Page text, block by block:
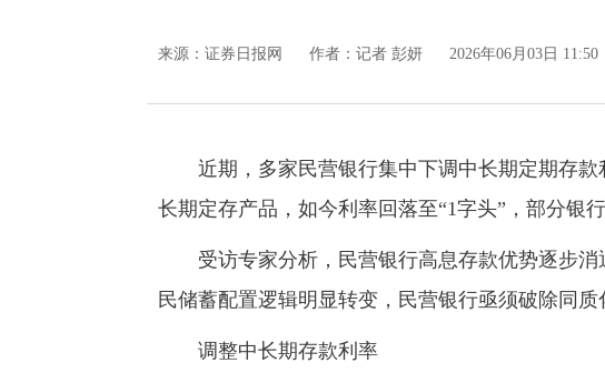
来源： 证券日报网 作者：记者 彭妍 2026年06月03日 11:50
近期，多家民营银行集中下调中长期定期存款
长期定存产品，如今利率回落至“1字头”，部分银
受访专家分析，民营银行高息存款优势逐步消
民储蓄配置逻辑明显转变，民营银行亟须破除同
调整中长期存款利率